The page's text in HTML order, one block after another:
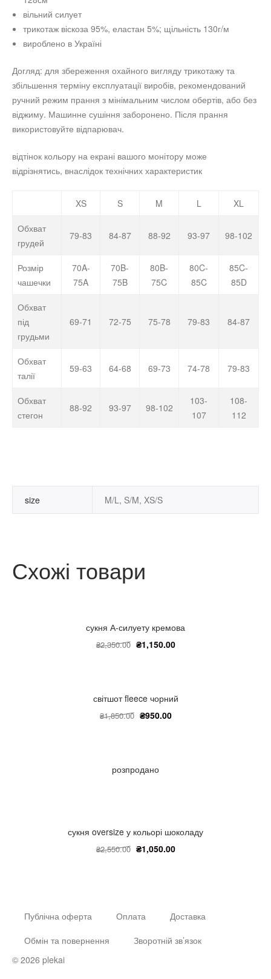
вільний силует
трикотаж віскоза 95%, еластан 5%; щільність 130г/м
вироблено в Україні
Догляд: для збереження охайного вигляду трикотажу та
збільшення терміну експлуатації виробів, рекомендований
ручний режим прання з мінімальним числом обертів, або без
віджиму. Машинне сушіння заборонено. Після прання
використовуйте відпарювач.
відтінок кольору на екрані вашого монітору може
відрізнятись, внаслідок технічних характеристик
XS S M L XL
Обхват
грудей
79-83 84-87 88-92 93-97 98-102
Розмір
чашечки
70A-
75A
70B-
75B
80B-
75C
80C-
85C
85C-
85D
Обхват
під
грудьми
69-71 72-75 75-78 79-83 84-87
Обхват
талії
59-63 64-68 69-73 74-78 79-83
Обхват
стегон
88-92 93-97 98-102
103-
107
108-
112
size M/L, S/M, XS/S
Схожі товари
сукня А-силуету кремова
₴2,350.00 ₴1,150.00
світшот fleece чорний
₴1,850.00 ₴950.00
розпродано
сукня oversize у кольорі шоколаду
₴2,550.00 ₴1,050.00
Публічна оферта Оплата
Доставка
Обмін та повернення
Зворотній зв’язок
© 2026 plekai